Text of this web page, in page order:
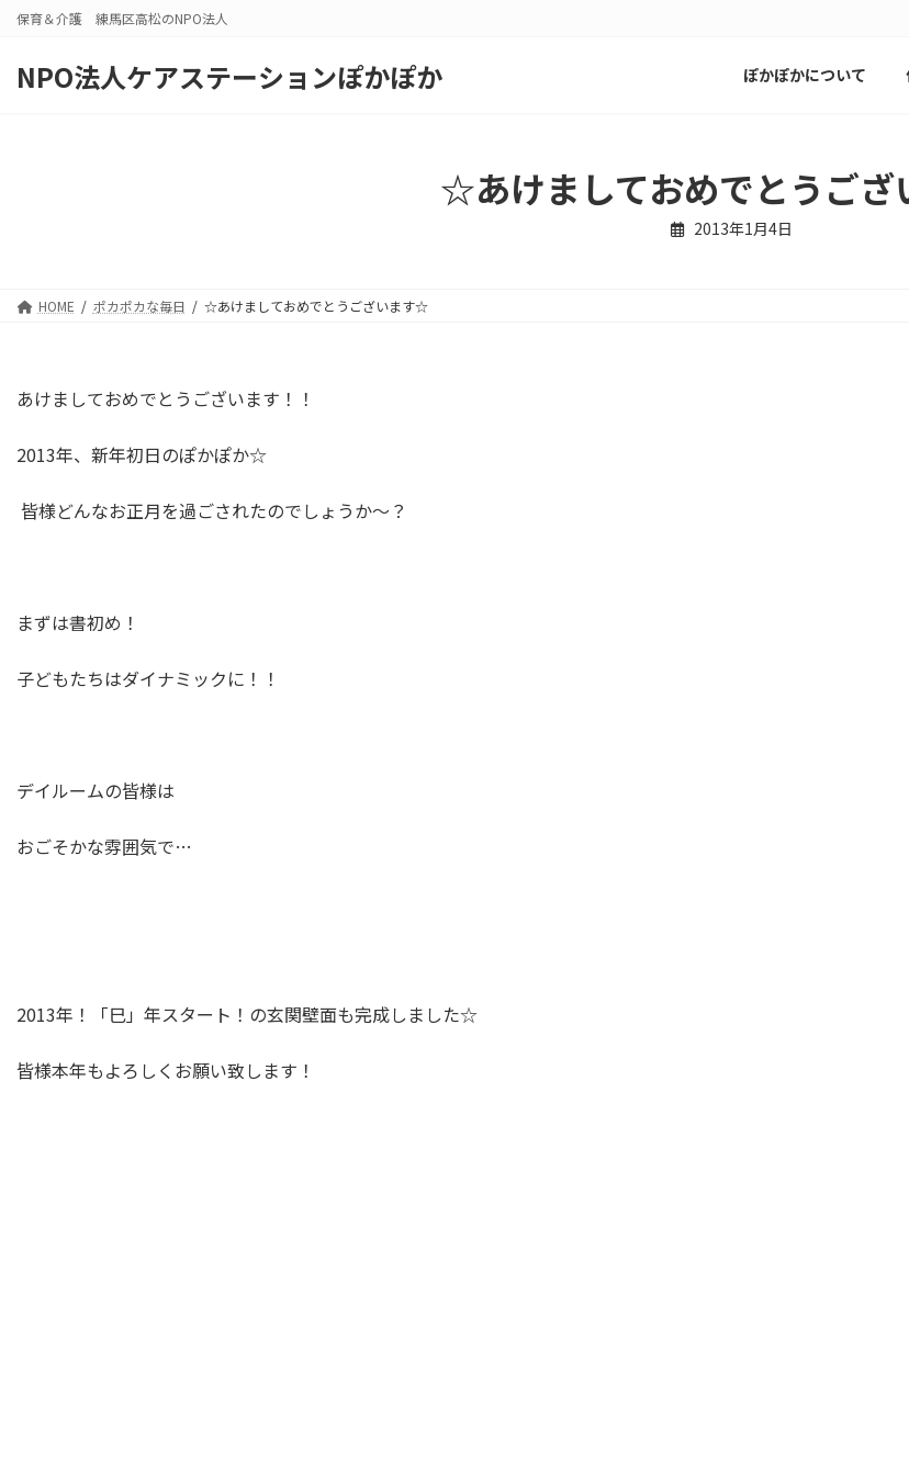
保育＆介護 練馬区高松のNPO法人
NPO法人ケアステーションぽかぽか ぽかぽかについて
☆あけましておめでとうご
2013年1月4日
HOME ポカポカな毎日 ☆あけましておめでとうございます☆
あけましておめでとうございます！！
2013年、新年初日のぽかぽか☆
皆様どんなお正月を過ごされたのでしょうか～？
まずは書初め！
子どもたちはダイナミックに！！
デイルームの皆様は
おごそかな雰囲気で…
2013年！「巳」年スタート！の玄関壁面も完成しました☆
皆様本年もよろしくお願い致します！